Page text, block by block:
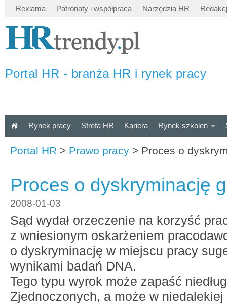
Reklama Patronaty i współpraca Narzędzia HR
Portal HR - branża HR i rynek pracy
Rynek pracy Strefa HR Kariera Rynek szkoleń
Portal HR > Prawo pracy > Proces o
Proces o dyskryminację
2008-01-03
Sąd wydał orzeczenie na korzyść
z wniesionym oskarżeniem
o dyskryminację w miejscu pracy
wynikami badań DNA.
Tego typu wyrok może zapaść
Zjednoczonych, a może w niedalekiej